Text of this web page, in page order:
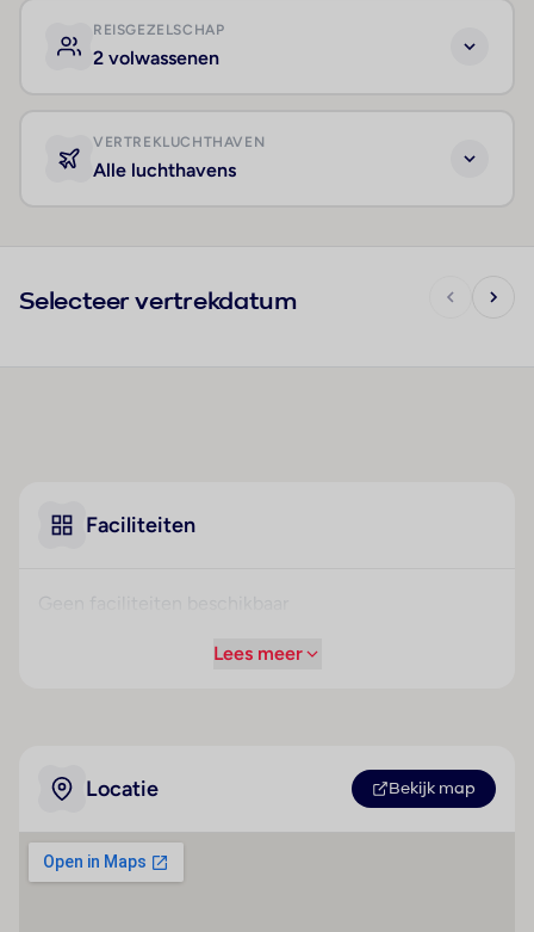
REISGEZELSCHAP
2 volwassenen
VERTREKLUCHTHAVEN
Alle luchthavens
Selecteer vertrekdatum
Faciliteiten
Lees meer
Locatie Bekijk map